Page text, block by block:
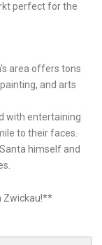
⁢perfect for the
area offers ⁣tons
and arts
with entertaining
to their faces.
‍himself and
Zwickau!**